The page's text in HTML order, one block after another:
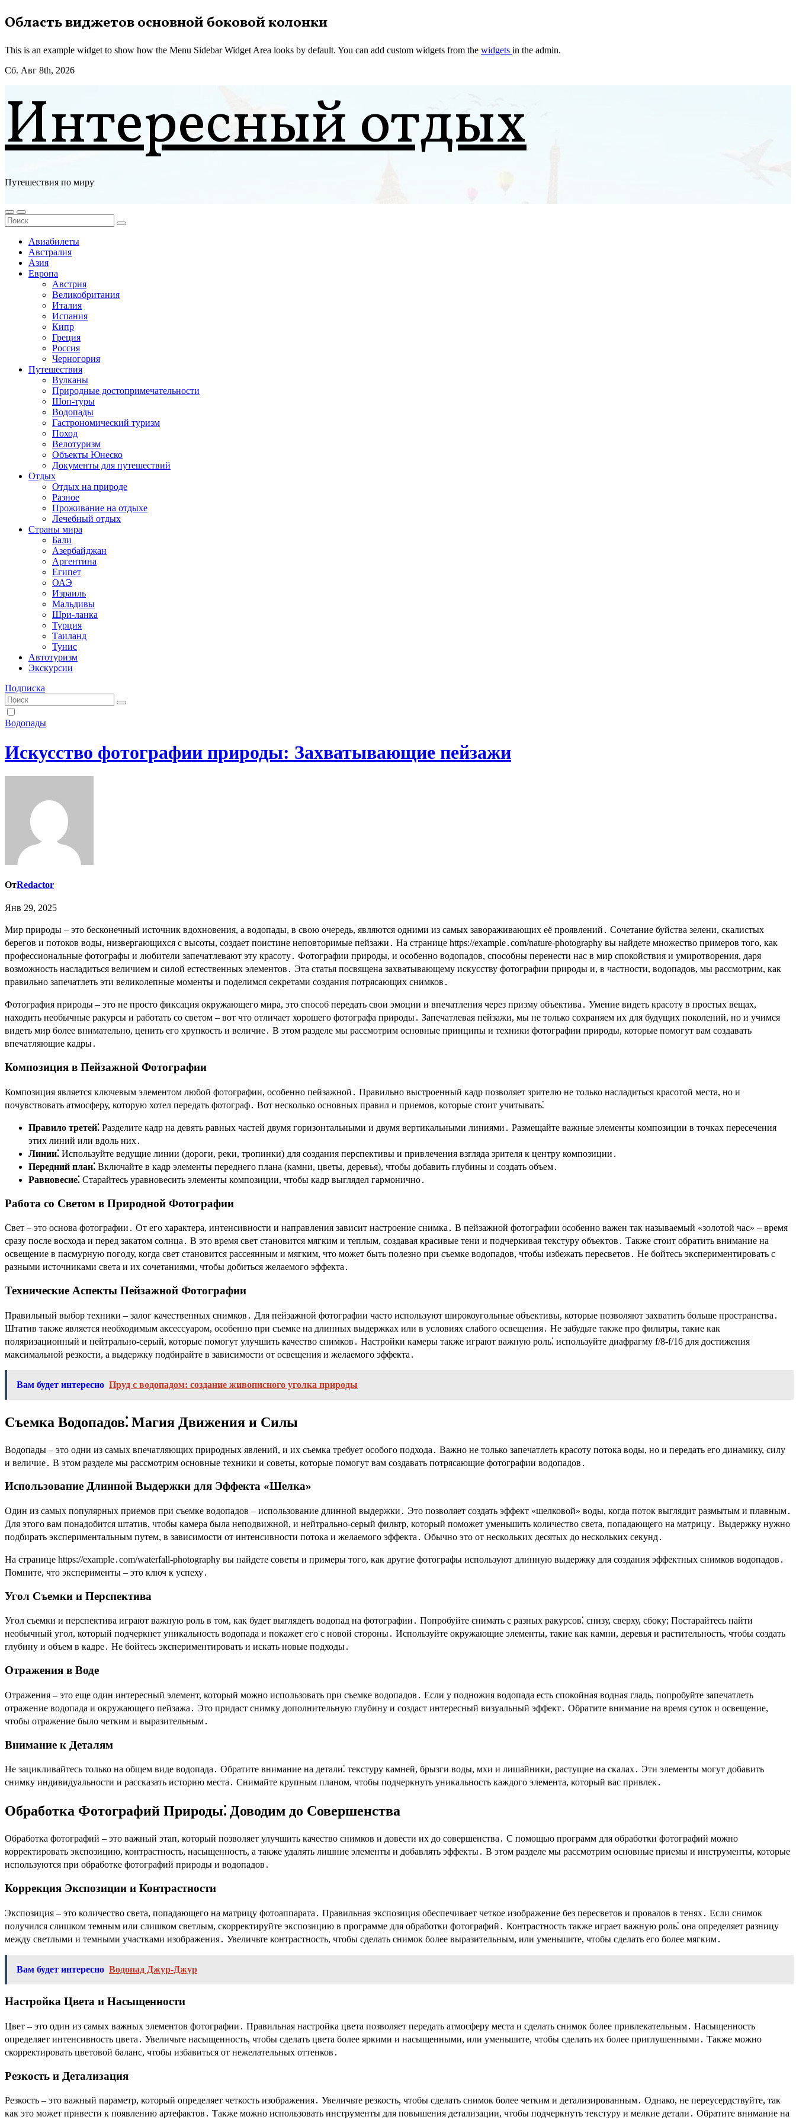
Перейти
к
Область виджетов основной боковой колонки
This is an example widget to show how the Menu Sidebar Widget Area looks by default. You can add custom widgets from the widgets in the admin.
Сб. Авг 8th, 2026
Интересный отдых
Путешествия по миру
Авиабилеты
Австралия
Азия
Европа
Австрия
Великобритания
Италия
Испания
Кипр
Греция
Россия
Черногория
Путешествия
Вулканы
Природные достопримечательности
Шоп-туры
Водопады
Гастрономический туризм
Поход
Велотуризм
Объекты Юнеско
Документы для путешествий
Отдых
Отдых на природе
Разное
Проживание на отдыхе
Лечебный отдых
Страны мира
Бали
Азербайджан
Аргентина
Египет
ОАЭ
Израиль
Мальдивы
Шри-ланка
Турция
Таиланд
Тунис
Автотуризм
Экскурсии
Подписка
Водопады
Искусство фотографии природы: Захватывающие пейзажи
ОтRedactor
Янв 29, 2025
Мир природы – это бесконечный источник вдохновения, а водопады, в свою очередь, являются одними из самых завораживающих её проявлений․ Сочетание буйства зелени, скалистых
берегов и потоков воды, низвергающихся с высоты, создает поистине неповторимые пейзажи․ На странице https://example․com/nature-photography вы найдете множество примеров того, как
профессиональные фотографы и любители запечатлевают эту красоту․ Фотографии природы, и особенно водопадов, способны перенести нас в мир спокойствия и умиротворения, даря
возможность насладиться величием и силой естественных элементов․ Эта статья посвящена захватывающему искусству фотографии природы и, в частности, водопадов, мы рассмотрим, как
правильно запечатлеть эти великолепные моменты и поделимся секретами создания потрясающих снимков․
Фотография природы – это не просто фиксация окружающего мира, это способ передать свои эмоции и впечатления через призму объектива․ Умение видеть красоту в простых вещах,
находить необычные ракурсы и работать со светом – вот что отличает хорошего фотографа природы․ Запечатлевая пейзажи, мы не только сохраняем их для будущих поколений, но и учимся
видеть мир более внимательно, ценить его хрупкость и величие․ В этом разделе мы рассмотрим основные принципы и техники фотографии природы, которые помогут вам создавать
впечатляющие кадры․
Композиция в Пейзажной Фотографии
Композиция является ключевым элементом любой фотографии, особенно пейзажной․ Правильно выстроенный кадр позволяет зрителю не только насладиться красотой места, но и
почувствовать атмосферу, которую хотел передать фотограф․ Вот несколько основных правил и приемов, которые стоит учитывать⁚
Правило третей⁚ Разделите кадр на девять равных частей двумя горизонтальными и двумя вертикальными линиями․ Размещайте важные элементы композиции в точках пересечения
этих линий или вдоль них․
Линии⁚ Используйте ведущие линии (дороги, реки, тропинки) для создания перспективы и привлечения взгляда зрителя к центру композиции․
Передний план⁚ Включайте в кадр элементы переднего плана (камни, цветы, деревья), чтобы добавить глубины и создать объем․
Равновесие⁚ Старайтесь уравновесить элементы композиции, чтобы кадр выглядел гармонично․
Работа со Светом в Природной Фотографии
Свет – это основа фотографии․ От его характера, интенсивности и направления зависит настроение снимка․ В пейзажной фотографии особенно важен так называемый «золотой час» – время
сразу после восхода и перед закатом солнца․ В это время свет становится мягким и теплым, создавая красивые тени и подчеркивая текстуру объектов․ Также стоит обратить внимание на
освещение в пасмурную погоду, когда свет становится рассеянным и мягким, что может быть полезно при съемке водопадов, чтобы избежать пересветов․ Не бойтесь экспериментировать с
разными источниками света и их сочетаниями, чтобы добиться желаемого эффекта․
Технические Аспекты Пейзажной Фотографии
Правильный выбор техники – залог качественных снимков․ Для пейзажной фотографии часто используют широкоугольные объективы, которые позволяют захватить больше пространства․
Штатив также является необходимым аксессуаром, особенно при съемке на длинных выдержках или в условиях слабого освещения․ Не забудьте также про фильтры, такие как
поляризационный и нейтрально-серый, которые помогут улучшить качество снимков․ Настройки камеры также играют важную роль⁚ используйте диафрагму f/8-f/16 для достижения
максимальной резкости, а выдержку подбирайте в зависимости от освещения и желаемого эффекта․
Вам будет интересно Пруд с водопадом: создание живописного уголка природы
Съемка Водопадов⁚ Магия Движения и Силы
Водопады – это одни из самых впечатляющих природных явлений, и их съемка требует особого подхода․ Важно не только запечатлеть красоту потока воды, но и передать его динамику, силу
и величие․ В этом разделе мы рассмотрим основные техники и советы, которые помогут вам создавать потрясающие фотографии водопадов․
Использование Длинной Выдержки для Эффекта «Шелка»
Один из самых популярных приемов при съемке водопадов – использование длинной выдержки․ Это позволяет создать эффект «шелковой» воды, когда поток выглядит размытым и плавным․
Для этого вам понадобится штатив, чтобы камера была неподвижной, и нейтрально-серый фильтр, который поможет уменьшить количество света, попадающего на матрицу․ Выдержку нужно
подбирать экспериментальным путем, в зависимости от интенсивности потока и желаемого эффекта․ Обычно это от нескольких десятых до нескольких секунд․
На странице https://example․com/waterfall-photography вы найдете советы и примеры того, как другие фотографы используют длинную выдержку для создания эффектных снимков водопадов․
Помните, что эксперименты – это ключ к успеху․
Угол Съемки и Перспектива
Угол съемки и перспектива играют важную роль в том, как будет выглядеть водопад на фотографии․ Попробуйте снимать с разных ракурсов⁚ снизу, сверху, сбоку; Постарайтесь найти
необычный угол, который подчеркнет уникальность водопада и покажет его с новой стороны․ Используйте окружающие элементы, такие как камни, деревья и растительность, чтобы создать
глубину и объем в кадре․ Не бойтесь экспериментировать и искать новые подходы․
Отражения в Воде
Отражения – это еще один интересный элемент, который можно использовать при съемке водопадов․ Если у подножия водопада есть спокойная водная гладь, попробуйте запечатлеть
отражение водопада и окружающего пейзажа․ Это придаст снимку дополнительную глубину и создаст интересный визуальный эффект․ Обратите внимание на время суток и освещение,
чтобы отражение было четким и выразительным․
Внимание к Деталям
Не зацикливайтесь только на общем виде водопада․ Обратите внимание на детали⁚ текстуру камней, брызги воды, мхи и лишайники, растущие на скалах․ Эти элементы могут добавить
снимку индивидуальности и рассказать историю места․ Снимайте крупным планом, чтобы подчеркнуть уникальность каждого элемента, который вас привлек․
Обработка Фотографий Природы⁚ Доводим до Совершенства
Обработка фотографий – это важный этап, который позволяет улучшить качество снимков и довести их до совершенства․ С помощью программ для обработки фотографий можно
корректировать экспозицию, контрастность, насыщенность, а также удалять лишние элементы и добавлять эффекты․ В этом разделе мы рассмотрим основные приемы и инструменты, которые
используются при обработке фотографий природы и водопадов․
Коррекция Экспозиции и Контрастности
Экспозиция – это количество света, попадающего на матрицу фотоаппарата․ Правильная экспозиция обеспечивает четкое изображение без пересветов и провалов в тенях․ Если снимок
получился слишком темным или слишком светлым, скорректируйте экспозицию в программе для обработки фотографий․ Контрастность также играет важную роль⁚ она определяет разницу
между светлыми и темными участками изображения․ Увеличьте контрастность, чтобы сделать снимок более выразительным, или уменьшите, чтобы сделать его более мягким․
Вам будет интересно Водопад Джур-Джур
Настройка Цвета и Насыщенности
Цвет – это один из самых важных элементов фотографии․ Правильная настройка цвета позволяет передать атмосферу места и сделать снимок более привлекательным․ Насыщенность
определяет интенсивность цвета․ Увеличьте насыщенность, чтобы сделать цвета более яркими и насыщенными, или уменьшите, чтобы сделать их более приглушенными․ Также можно
скорректировать цветовой баланс, чтобы избавиться от нежелательных оттенков․
Резкость и Детализация
Резкость – это важный параметр, который определяет четкость изображения․ Увеличьте резкость, чтобы сделать снимок более четким и детализированным․ Однако, не переусердствуйте, так
как это может привести к появлению артефактов․ Также можно использовать инструменты для повышения детализации, чтобы подчеркнуть текстуру и мелкие детали․ Обратите внимание на